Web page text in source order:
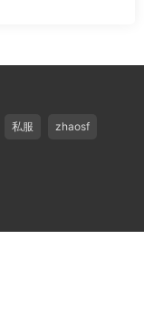
私服 zhaosf